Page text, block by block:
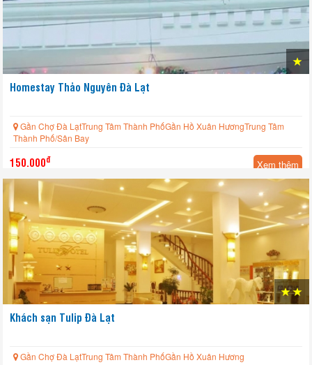
Homestay Thảo Nguyên Đà Lạt
Gần Chợ Đà LạtTrung Tâm Thành PhốGần Hồ Xuân HươngTrung Tâm
Thành Phố/Sân Bay
150.000đ Xem thêm
Khách sạn Tulip Đà Lạt
Gần Chợ Đà LạtTrung Tâm Thành PhốGần Hồ Xuân Hương